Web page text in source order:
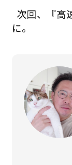
次回、『高
に。